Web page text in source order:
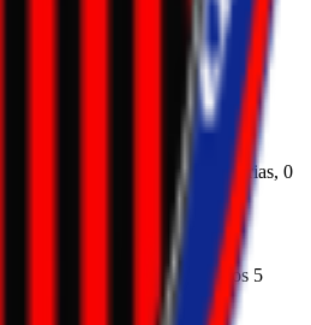
North Macedonia.
da 1. MFL 26/27.
1ª posição com 6 pontos (2 vitórias, 0
empates, 1 derrotas nos últimos 5